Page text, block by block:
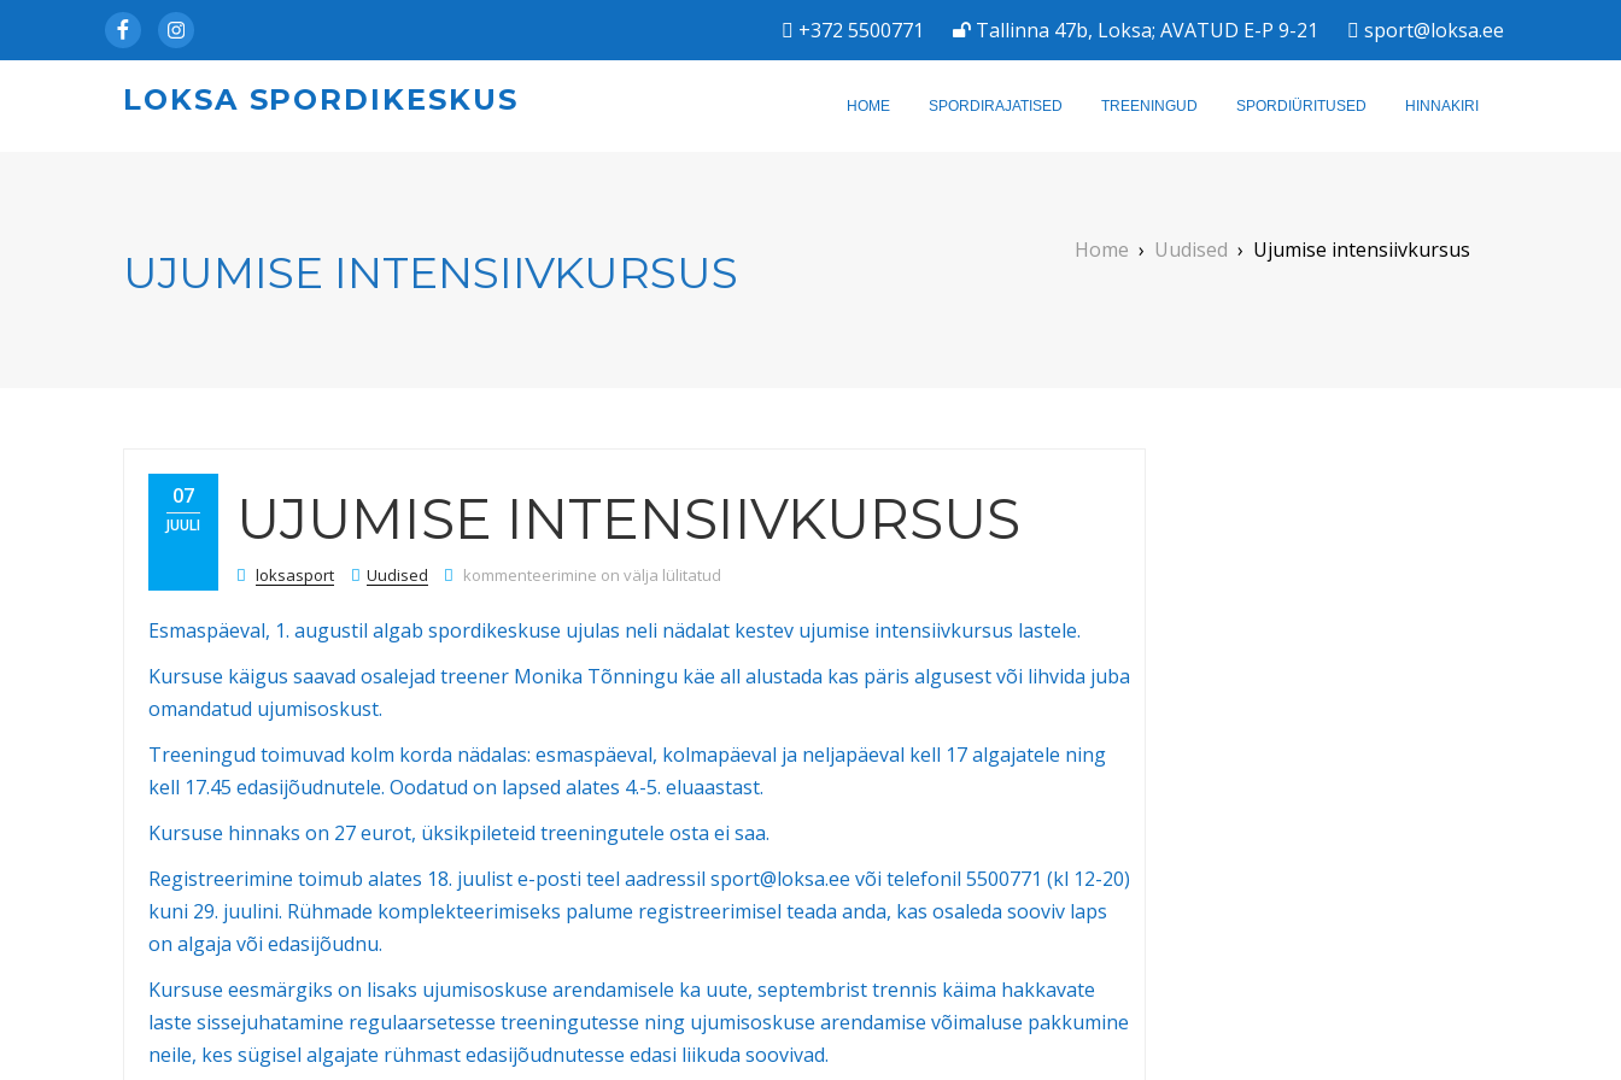
FacebookInstagram +372 5500771 Tallinna 47b, Loksa; AVATUD E-P 9-21 sport@loksa.ee
LOKSA SPORDIKESKUS HOME SPORDIRAJATISED TREENINGUD SPORDIÜRITUSED HINNAKIRI
UJUMISE INTENSIIVKURSUS Home › Uudised › Ujumise intensiivkursus
07
JUULI UJUMISE INTENSIIVKURSUS
loksasport Uudised Ujumise intensiivkursus
kommenteerimine on välja lülitatud
Esmaspäeval, 1. augustil algab spordikeskuse ujulas neli nädalat kestev ujumise intensiivkursus lastele.
Kursuse käigus saavad osalejad treener Monika Tõnningu käe all alustada kas päris algusest või lihvida juba
omandatud ujumisoskust.
Treeningud toimuvad kolm korda nädalas: esmaspäeval, kolmapäeval ja neljapäeval kell 17 algajatele ning
kell 17.45 edasijõudnutele. Oodatud on lapsed alates 4.-5. eluaastast.
Kursuse hinnaks on 27 eurot, üksikpileteid treeningutele osta ei saa.
Registreerimine toimub alates 18. juulist e-posti teel aadressil sport@loksa.ee või telefonil 5500771 (kl 12-20)
kuni 29. juulini. Rühmade komplekteerimiseks palume registreerimisel teada anda, kas osaleda sooviv laps
on algaja või edasijõudnu.
Kursuse eesmärgiks on lisaks ujumisoskuse arendamisele ka uute, septembrist trennis käima hakkavate
laste sissejuhatamine regulaarsetesse treeningutesse ning ujumisoskuse arendamise võimaluse pakkumine
neile, kes sügisel algajate rühmast edasijõudnutesse edasi liikuda soovivad.